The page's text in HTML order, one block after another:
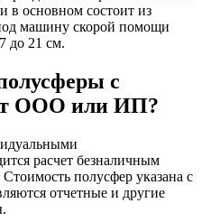
в основном состоит из
машину скорой помощи
до 21 см.
с
ООО или ИП?
расчет безналичным
полусфер указана с
отчетные и другие